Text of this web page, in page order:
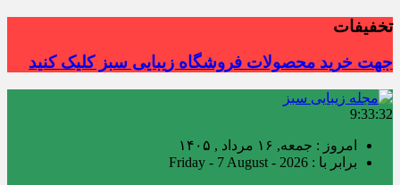
تخفیفات
جهت خرید محصولات فروشگاه زیبایی سبز کلیک کنید
9:33:33
امروز : جمعه, ۱۶ مرداد , ۱۴۰۵
برابر با : Friday - 7 August - 2026